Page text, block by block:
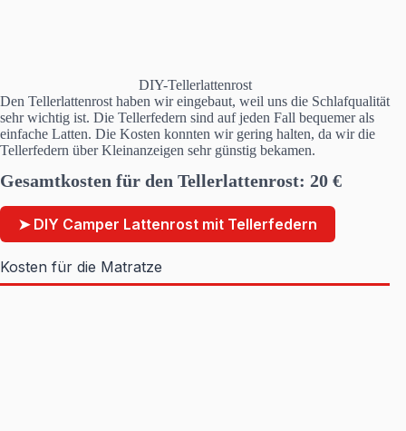
DIY-Tellerlattenrost
Den Tellerlattenrost haben wir eingebaut, weil uns die Schlafqualität
sehr wichtig ist. Die Tellerfedern sind auf jeden Fall bequemer als
einfache Latten. Die Kosten konnten wir gering halten, da wir die
Tellerfedern über Kleinanzeigen sehr günstig bekamen.
Gesamtkosten für den Tellerlattenrost: 20 €
➤ DIY Camper Lattenrost mit Tellerfedern
Kosten für die Matratze